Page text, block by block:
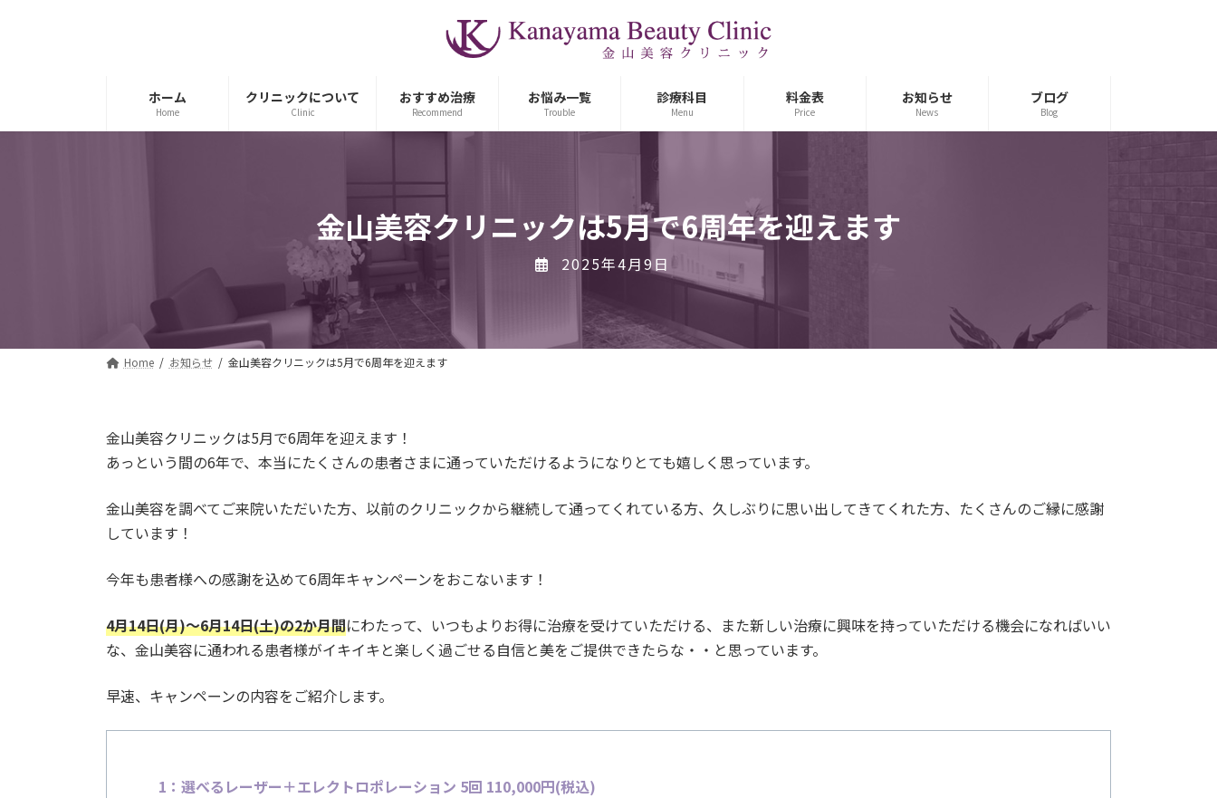
ホーム
Home
クリニックについて
Clinic
おすすめ治療
Recommend
お悩み一覧
Trouble
診療科目
Menu
料金表
Price
お知らせ
News
ブログ
Blog
金山美容クリニックは5月で6周年を迎えます
2025年4月9日
Home お知らせ 金山美容クリニックは5月で6周年を迎えます
金山美容クリニックは5月で6周年を迎えます！
あっという間の6年で、本当にたくさんの患者さまに通っていただけるようになりとても嬉しく思っています。
金山美容を調べてご来院いただいた方、以前のクリニックから継続して通ってくれている方、久しぶりに思い出してきてくれた方、たくさんのご縁に感謝
しています！
今年も患者様への感謝を込めて6周年キャンペーンをおこないます！
4月14日(月)～6月14日(土)の2か月間にわたって、いつもよりお得に治療を受けていただける、また新しい治療に興味を持っていただける機会になればいい
な、金山美容に通われる患者様がイキイキと楽しく過ごせる自信と美をご提供できたらな・・と思っています。
早速、キャンペーンの内容をご紹介します。
1：選べるレーザー＋エレクトロポレーション 5回 110,000円(税込)